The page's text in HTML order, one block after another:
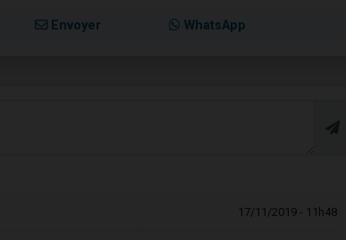
Envoyer WhatsApp
17/11/2019 - 11h48